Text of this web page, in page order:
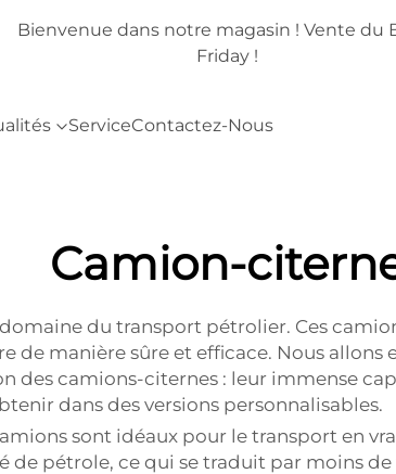
Bienvenue dans notre magasin ! Vente du
Friday !
ServiceContactez-Nous
Camion-
du transport pétrolier. Ces
manière sûre et efficace. Nous allons
des camions-citernes : leur immense
dans des versions personnalisables.
sont idéaux pour le transport en
pétrole, ce qui se traduit par moins de